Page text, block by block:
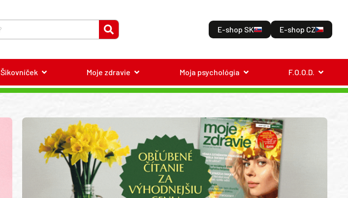
E-shop SK E-shop CZ
Šikovníček Moje zdravie Moja psychológia F.O.O.D.